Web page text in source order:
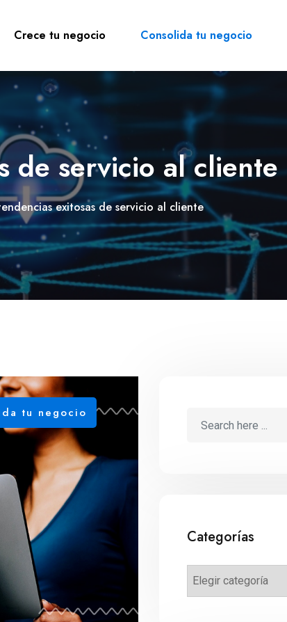
Crece tu negocio Consolida tu negocio
de servicio al cliente
exitosas de servicio al cliente
tu negocio
Categorías